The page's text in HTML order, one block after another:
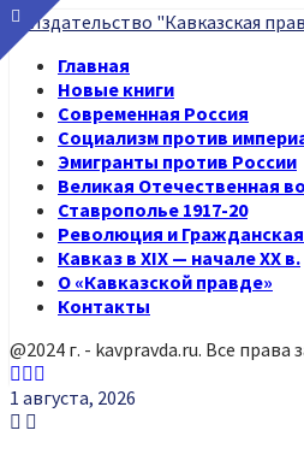
Главная
Новые книги
Современная Россия
Социализм против
Эмигранты против России
Великая Отечественная
Ставрополье 1917-20
Революция и
Кавказ в XIX — начале XX в.
О «Кавказской правде»
Контакты
@2024 г. - kavpravda.ru. Все
Youtube
Vk
1 августа, 2026